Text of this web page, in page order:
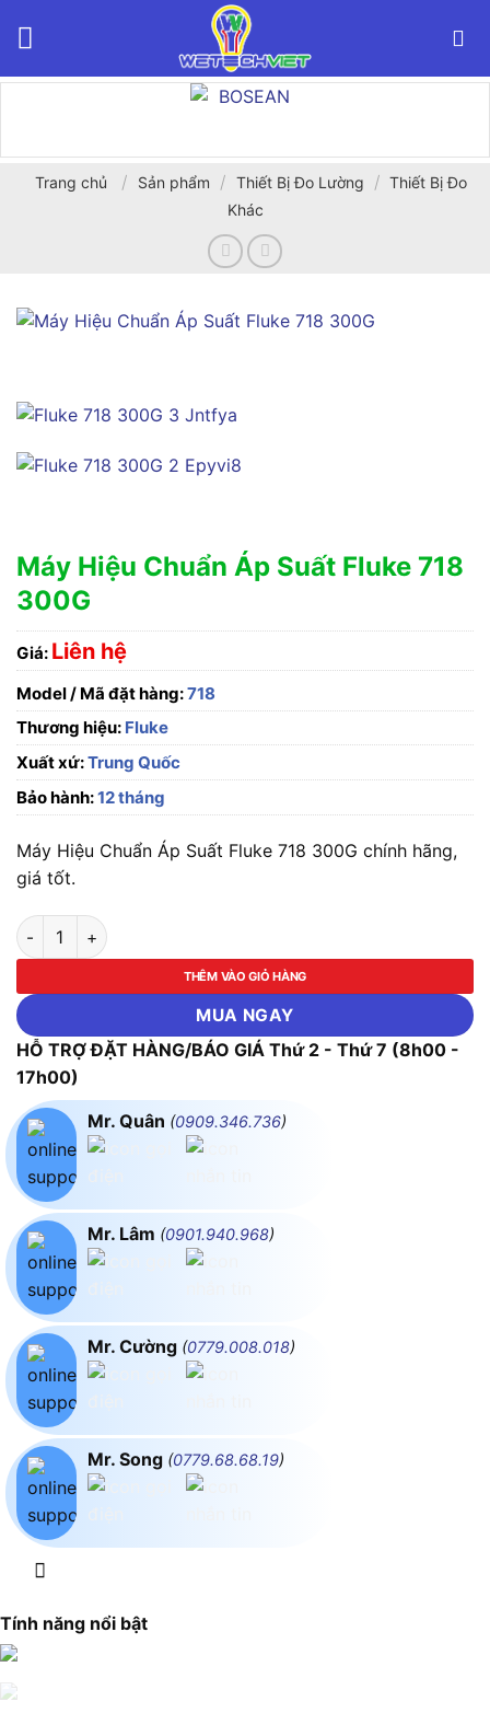
Trang chủ / Sản phẩm / Thiết Bị Đo Lường / Thiết Bị Đo
Khác
Máy Hiệu Chuẩn Áp Suất Fluke 718
300G
Giá: Liên hệ
Model / Mã đặt hàng:718
Thương hiệu: Fluke
Xuất xứ:Trung Quốc
Bảo hành:12 tháng
Máy Hiệu Chuẩn Áp Suất Fluke 718 300G chính hãng,
giá tốt.
Máy Hiệu Chuẩn Áp Suất Fluke 718 300G số lượng
THÊM VÀO GIỎ HÀNG
MUA NGAY
HỖ TRỢ ĐẶT HÀNG/BÁO GIÁ Thứ 2 - Thứ 7 (8h00 -
17h00)
Mr. Quân (0909.346.736)
Mr. Lâm (0901.940.968)
Mr. Cường (0779.008.018)
Mr. Song (0779.68.68.19)
Tính năng nổi bật